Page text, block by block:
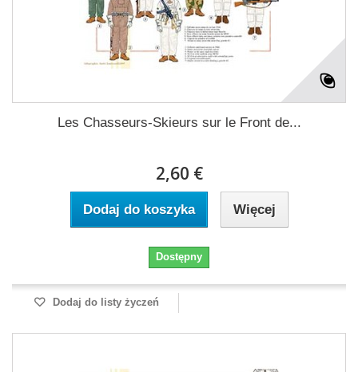
Les Chasseurs-Skieurs sur le Front de...
2,60 €
Dodaj do koszyka Więcej
Dostępny
Dodaj do listy życzeń